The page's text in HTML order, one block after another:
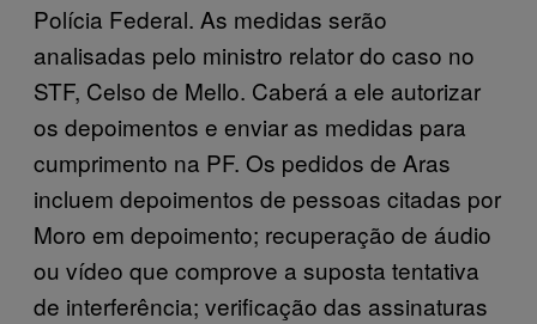
Polícia Federal. As medidas serão
analisadas pelo ministro relator do caso no
STF, Celso de Mello. Caberá a ele autorizar
os depoimentos e enviar as medidas para
cumprimento na PF. Os pedidos de Aras
incluem depoimentos de pessoas citadas por
Moro em depoimento; recuperação de áudio
ou vídeo que comprove a suposta tentativa
de interferência; verificação das assinaturas